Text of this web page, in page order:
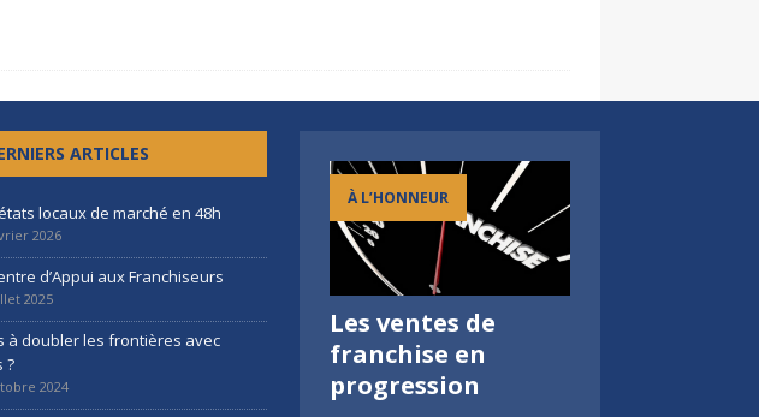
d’Appui
Franchiseurs
Prêts à doubler les
frontières avec
nous ?
ARTICLES
locaux de marché en 48h
2026
d’Appui aux Franchiseurs
2025
à doubler les frontières avec
?
2024
À L’HONNEUR
Les ventes de
franchise en
progression